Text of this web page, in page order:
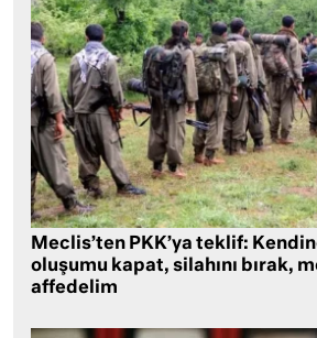
Meclis’ten PKK’ya teklif:
oluşumu kapat, silahını bırak,
affedelim